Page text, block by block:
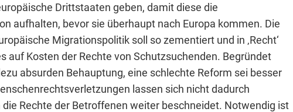
Drittstaaten geben, damit diese die
aufhalten, bevor sie überhaupt nach Europa kommen. Die
Migrationspolitik soll so zementiert und in ‚Recht‘
auf Kosten der Rechte von Schutzsuchenden. Begründet
absurden Behauptung, eine schlechte Reform sei besser
lassen sich nicht dadurch
Rechte der Betroffenen weiter beschneidet. Notwendig ist